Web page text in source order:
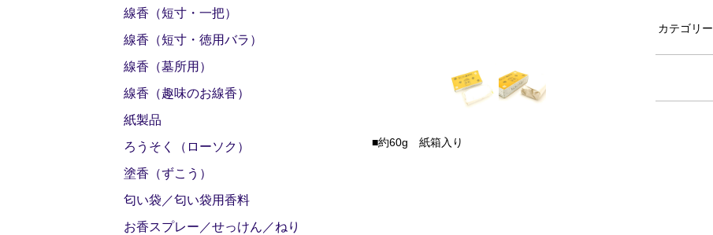
カテゴリー
■約60g 紙箱入り
線香（短寸・一把）
線香（短寸・徳用バラ）
線香（墓所用）
線香（趣味のお線香）
紙製品
ろうそく（ローソク）
塗香（ずこう）
匂い袋／匂い袋用香料
お香スプレー／せっけん／ねり